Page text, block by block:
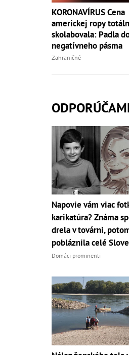
KORONAVÍRUS Cena
americkej ropy
skolabovala: Padla
negatívneho pásma
Zahraničné
Napovie vám viac
karikatúra? Známa
drela v továrni,
pobláznila celé
Domáci prominenti